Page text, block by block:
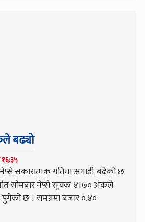
बढ्यो
सकारात्मक गतिमा अगाडी बढेको छ
सोमबार नेप्से सूचक ४।७० अंकले
छ । समग्रमा बजार ०.४०